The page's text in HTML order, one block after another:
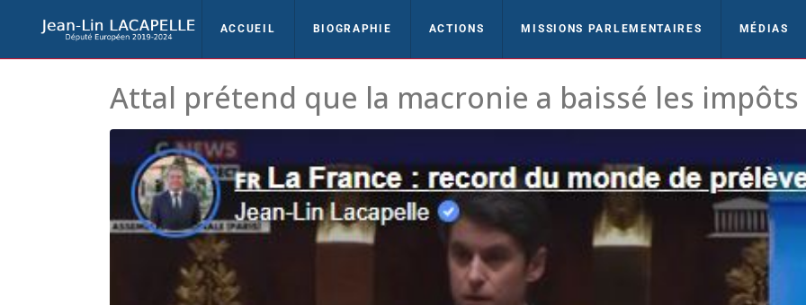
ACCUEIL BIOGRAPHIE ACTIONS MISSIONS PARLEMENTAIRES MÉDIAS
Attal prétend que la macronie a baissé les impôts